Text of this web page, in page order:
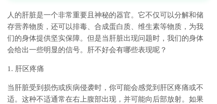
人的肝脏是一个非常重要且神秘的器官。它不仅可以分解和储
存营养物质，还可以排毒、合成蛋白质、维生素等物质，为我
们的身体提供坚实保障。但是当肝脏出现问题时，我们的身体
会给出一些明显的信号。肝不好会有哪些表现呢？
1. 肝区疼痛
当肝脏受到损伤或疾病侵袭时，你可能会感觉到肝区疼痛或不
适。这种不适通常在右上腹部出现，并可能向后部放射。如果